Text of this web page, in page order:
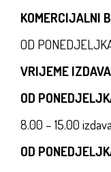
KOMERCIJALNI
OD
VRIJEME
OD
8.00 – 15.00
OD